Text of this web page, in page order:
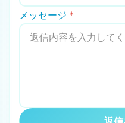
メッセージ *